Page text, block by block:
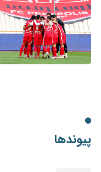
پیوندها